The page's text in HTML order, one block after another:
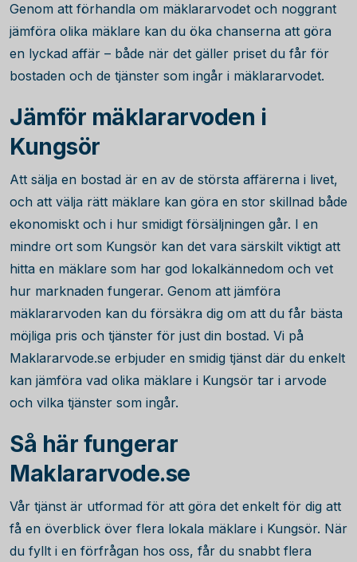
Genom att förhandla om mäklararvodet och noggrant
jämföra olika mäklare kan du öka chanserna att göra
en lyckad affär – både när det gäller priset du får för
bostaden och de tjänster som ingår i mäklararvodet.
Jämför mäklararvoden i
Kungsör
Att sälja en bostad är en av de största affärerna i livet,
och att välja rätt mäklare kan göra en stor skillnad både
ekonomiskt och i hur smidigt försäljningen går. I en
mindre ort som Kungsör kan det vara särskilt viktigt att
hitta en mäklare som har god lokalkännedom och vet
hur marknaden fungerar. Genom att jämföra
mäklararvoden kan du försäkra dig om att du får bästa
möjliga pris och tjänster för just din bostad. Vi på
Maklararvode.se erbjuder en smidig tjänst där du enkelt
kan jämföra vad olika mäklare i Kungsör tar i arvode
och vilka tjänster som ingår.
Så här fungerar
Maklararvode.se
Vår tjänst är utformad för att göra det enkelt för dig att
få en överblick över flera lokala mäklare i Kungsör. När
du fyllt i en förfrågan hos oss, får du snabbt flera